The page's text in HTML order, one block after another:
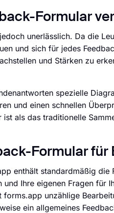
Formular
unerlässlich. Da die
und sich für jedes
und Stärken zu
spezielle
und einen schnellen
als das traditionelle
Formular für
enthält standardmäßig die
Ihre eigenen Fragen für
unzählige
ein allgemeines